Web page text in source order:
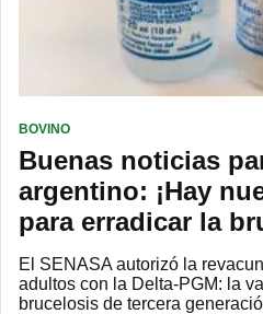
BOVINO
Buenas noticias
argentino: ¡Hay
para erradicar la
El SENASA autorizó la
adultos con la Delta-PGM: la
brucelosis de tercera